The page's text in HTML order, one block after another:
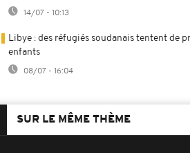
14/07 - 10:13
Libye : des réfugiés soudanais tentent de
enfants
08/07 - 16:04
SUR LE MÊME THÈME